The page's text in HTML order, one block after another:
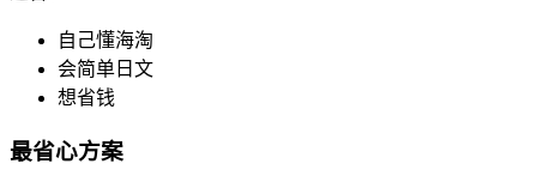
自己懂海淘
会简单日文
想省钱
最省心方案